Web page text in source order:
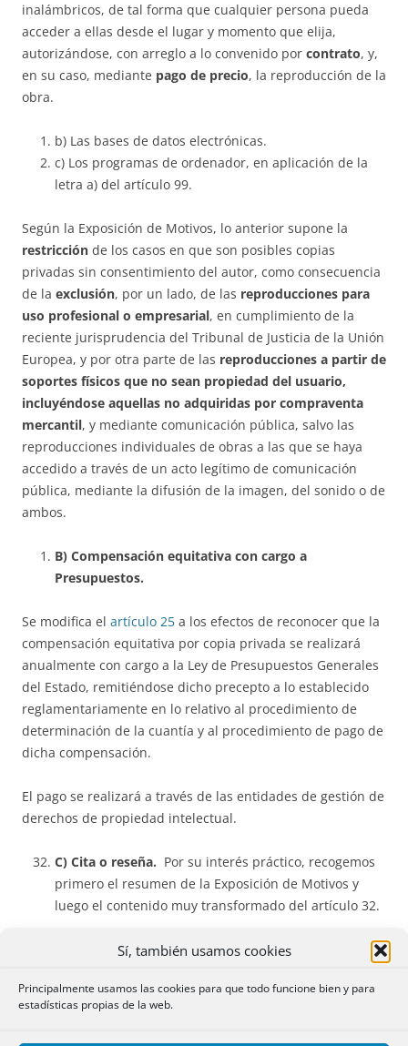
Sí, también usamos cookies
Principalmente usamos las cookies para que todo funcione bien y para
estadísticas propias de la web.
inalámbricos, de tal forma que cualquier persona pueda
acceder a ellas desde el lugar y momento que elija,
autorizándose, con arreglo a lo convenido por contrato, y,
en su caso, mediante pago de precio, la reproducción de la
obra.
b) Las bases de datos electrónicas.
c) Los programas de ordenador, en aplicación de la
letra a) del artículo 99.
Según la Exposición de Motivos, lo anterior supone la
restricción de los casos en que son posibles copias
privadas sin consentimiento del autor, como consecuencia
de la exclusión, por un lado, de las reproducciones para
uso profesional o empresarial, en cumplimiento de la
reciente jurisprudencia del Tribunal de Justicia de la Unión
Europea, y por otra parte de las reproducciones a partir de
soportes físicos que no sean propiedad del usuario,
incluyéndose aquellas no adquiridas por compraventa
mercantil, y mediante comunicación pública, salvo las
reproducciones individuales de obras a las que se haya
accedido a través de un acto legítimo de comunicación
pública, mediante la difusión de la imagen, del sonido o de
ambos.
B) Compensación equitativa con cargo a
Presupuestos.
Se modifica el artículo 25 a los efectos de reconocer que la
compensación equitativa por copia privada se realizará
anualmente con cargo a la Ley de Presupuestos Generales
del Estado, remitiéndose dicho precepto a lo establecido
reglamentariamente en lo relativo al procedimiento de
determinación de la cuantía y al procedimiento de pago de
dicha compensación.
El pago se realizará a través de las entidades de gestión de
derechos de propiedad intelectual.
C) Cita o reseña. Por su interés práctico, recogemos
primero el resumen de la Exposición de Motivos y
luego el contenido muy transformado del artículo 32.
Exposición de Motivosresume los cambios de la
– Se modifica la excepción relativa a la cita y reseña e